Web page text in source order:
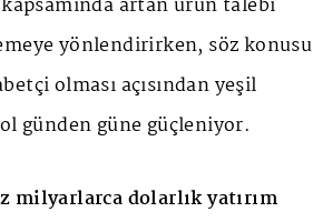
yönlendirirken, söz konusu
olması açısından yeşil
günden güne güçleniyor.
dolarlık yatırım